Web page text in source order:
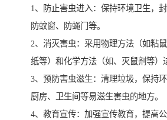
1、防止害虫进入：保持环境卫生，
防蚊窗、防蝇门等。
2、消灭害虫：采用物理方法（如粘
纸等）和化学方法（如、灭鼠剂等）
3、预防害虫滋生：清理垃圾，保持
厨房、卫生间等易滋生害虫的地方。
4、教育宣传：加强宣传教育，提高